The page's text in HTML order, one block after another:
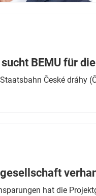
BEMU für
České dráhy
hat die